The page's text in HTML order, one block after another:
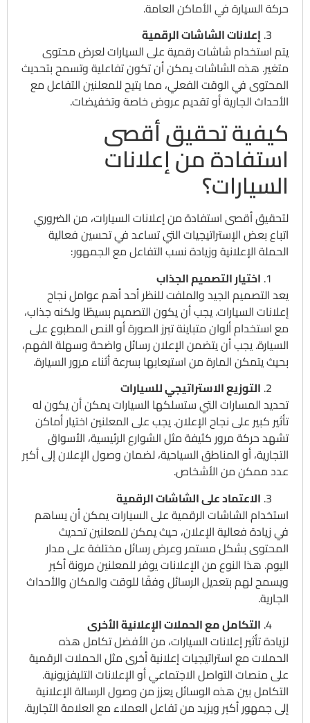
حركة السيارة في الأماكن العامة.
إعلانات الشاشات الرقمية
يتم استخدام شاشات رقمية على السيارات لعرض محتوى
متغير. هذه الشاشات يمكن أن تكون تفاعلية وتسمح بتحديث
المحتوى في الوقت الفعلي، مما يتيح للمعلنين التفاعل مع
الأحداث الجارية أو تقديم عروض خاصة وتخفيضات.
كيفية تحقيق أقصى
استفادة من إعلانات
السيارات؟
لتحقيق أقصى استفادة من إعلانات السيارات، من الضروري
اتباع بعض الإستراتيجيات التي تساعد في تحسين فعالية
الحملة الإعلانية وزيادة نسب التفاعل مع الجمهور:
اختيار التصميم الجذاب
يعد التصميم الجيد والملفت للنظر أحد أهم عوامل نجاح
إعلانات السيارات. يجب أن يكون التصميم بسيطًا ولكنه جذاب،
مع استخدام ألوان متباينة تبرز الصورة أو النص المطبوع على
السيارة. يجب أن يتضمن الإعلان رسائل واضحة وسهلة الفهم،
بحيث يتمكن المارة من استيعابها بسرعة أثناء مرور السيارة.
التوزيع الاستراتيجي للسيارات
تحديد المسارات التي ستسلكها السيارات يمكن أن يكون له
تأثير كبير على نجاح الإعلان. يجب على المعلنين اختيار أماكن
تشهد حركة مرور كثيفة مثل الشوارع الرئيسية، الأسواق
التجارية، أو المناطق السياحية، لضمان وصول الإعلان إلى أكبر
عدد ممكن من الأشخاص.
الاعتماد على الشاشات الرقمية
استخدام الشاشات الرقمية على السيارات يمكن أن يساهم
في زيادة فعالية الإعلان، حيث يمكن للمعلنين تحديث
المحتوى بشكل مستمر وعرض رسائل مختلفة على مدار
اليوم. هذا النوع من الإعلانات يوفر للمعلنين مرونة أكبر
ويسمح لهم بتعديل الرسائل وفقًا للوقت والمكان والأحداث
الجارية.
التكامل مع الحملات الإعلانية الأخرى
لزيادة تأثير إعلانات السيارات، من الأفضل تكامل هذه
الحملات مع استراتيجيات إعلانية أخرى مثل الحملات الرقمية
على منصات التواصل الاجتماعي أو الإعلانات التليفزيونية.
التكامل بين هذه الوسائل يعزز من وصول الرسالة الإعلانية
إلى جمهور أكبر ويزيد من تفاعل العملاء مع العلامة التجارية.